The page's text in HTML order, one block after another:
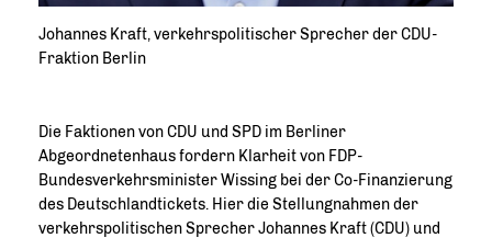
Johannes Kraft, verkehrspolitischer Sprecher der CDU-
Fraktion Berlin
Die Faktionen von CDU und SPD im Berliner
Abgeordnetenhaus fordern Klarheit von FDP-
Bundesverkehrsminister Wissing bei der Co-Finanzierung
des Deutschlandtickets. Hier die Stellungnahmen der
verkehrspolitischen Sprecher Johannes Kraft (CDU) und